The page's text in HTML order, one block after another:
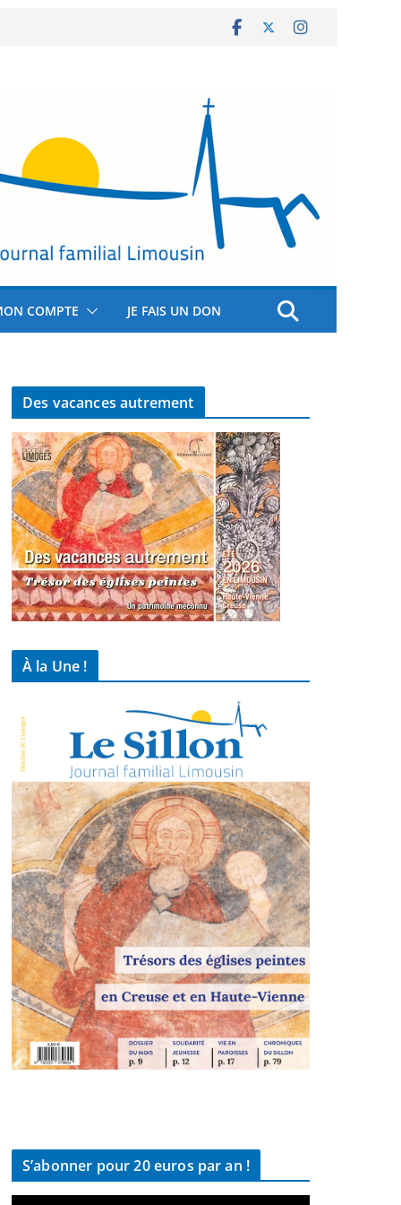
COMPTE JE FAIS UN DON
Des vacances autrement
À la Une !
S’abonner pour 20 euros par an !